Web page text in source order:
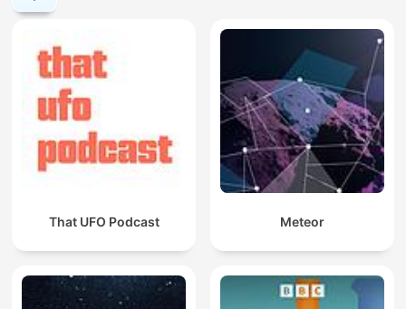
That UFO Podcast Meteor